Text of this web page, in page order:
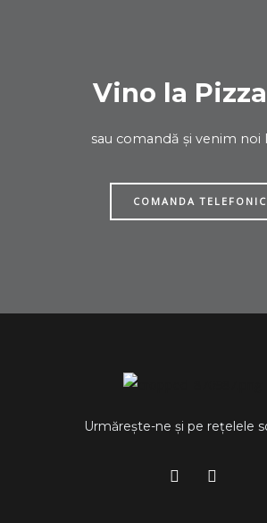
Vino la
sau comandă și venim noi
COMANDA TELEFONIC
Urmărește-ne și pe rețelele